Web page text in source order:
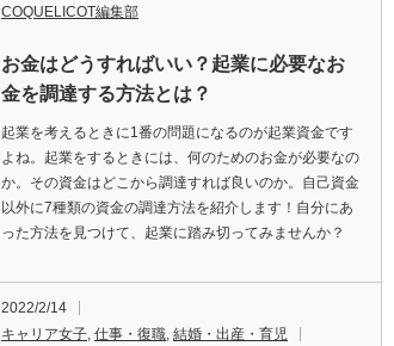
COQUELICOT編集部
お金はどうすればいい？起業に必要なお
金を調達する方法とは？
起業を考えるときに1番の問題になるのが起業資金です
よね。起業をするときには、何のためのお金が必要なの
か。その資金はどこから調達すれば良いのか。自己資金
以外に7種類の資金の調達方法を紹介します！自分にあ
った方法を見つけて、起業に踏み切ってみませんか？
2022/2/14
キャリア女子, 仕事・復職, 結婚・出産・育児